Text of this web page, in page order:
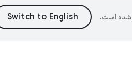
شده است.